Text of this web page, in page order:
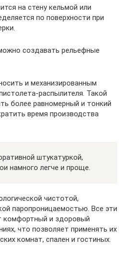
на стену кельмой или
по поверхности при
создавать рельефные
и механизированным
распылителя. Такой
более равномерный и тонкий
время производства
штукатуркой,
намного легче и проще.
чистотой,
паропроницаемостью. Все эти
комфортный и здоровый
что позволяет применять их
комнат, спален и гостиных.